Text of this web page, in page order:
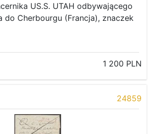
US.S. UTAH odbywającego
do Cherbourgu (Francja), znaczek
1 200 PLN
24859